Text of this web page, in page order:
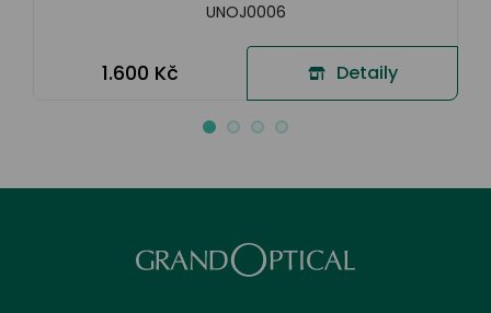
UNOJ0006
1.600 Kč Detaily